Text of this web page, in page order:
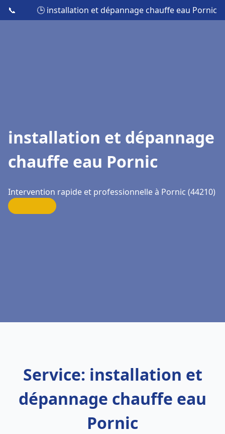
📞 🕒 installation et dépannage chauffe eau Pornic
installation et dépannage
chauffe eau Pornic
Intervention rapide et professionnelle à Pornic (44210)
Service: installation et
dépannage chauffe eau
Pornic